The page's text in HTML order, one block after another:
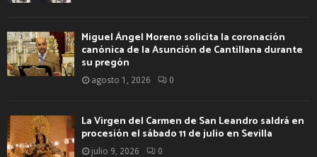
Miguel Ángel Moreno solicita la coronación
canónica de la Asunción de Cantillana durante
su pregón
agosto 1, 2026 0
La Virgen del Carmen de San Leandro saldrá en
procesión el sábado 11 de julio en Sevilla
julio 9, 2026 0